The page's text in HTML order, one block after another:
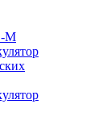
M